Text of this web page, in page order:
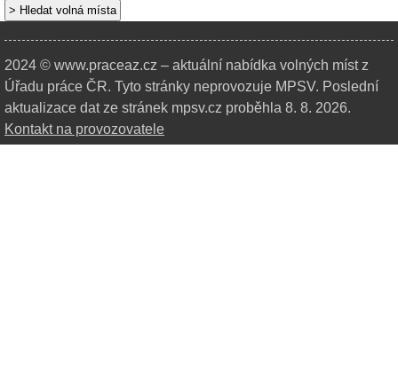
2024 © www.praceaz.cz – aktuální nabídka volných míst z
Úřadu práce ČR. Tyto stránky neprovozuje MPSV. Poslední
aktualizace dat ze stránek mpsv.cz proběhla 8. 8. 2026.
Kontakt na provozovatele